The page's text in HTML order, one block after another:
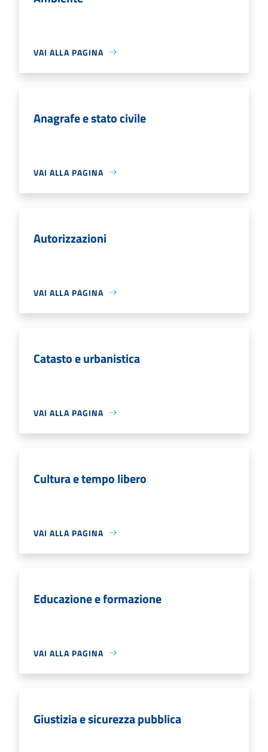
VAI ALLA PAGINA
Anagrafe e stato civile
VAI ALLA PAGINA
Autorizzazioni
VAI ALLA PAGINA
Catasto e urbanistica
VAI ALLA PAGINA
Cultura e tempo libero
VAI ALLA PAGINA
Educazione e formazione
VAI ALLA PAGINA
Giustizia e sicurezza pubblica